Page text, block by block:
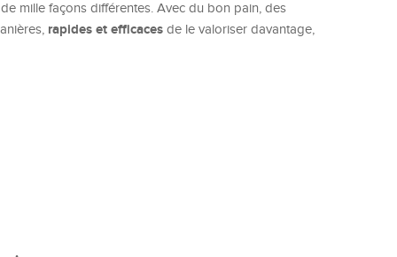
mille façons différentes. Avec du bon pain, des
rapides et efficaces de le valoriser davantage,